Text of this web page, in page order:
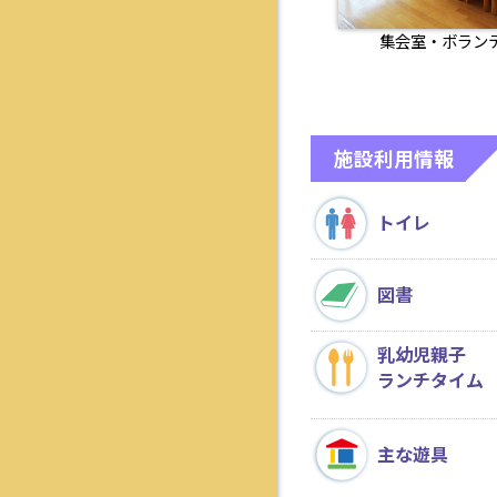
集会室・ボラン
施設利用情報
トイレ
図書
乳幼児親子
ランチタイム
主な遊具